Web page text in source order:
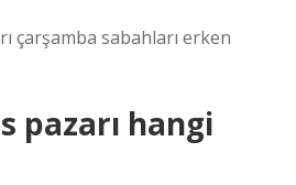
çarşamba sabahları erken
pazarı hangi